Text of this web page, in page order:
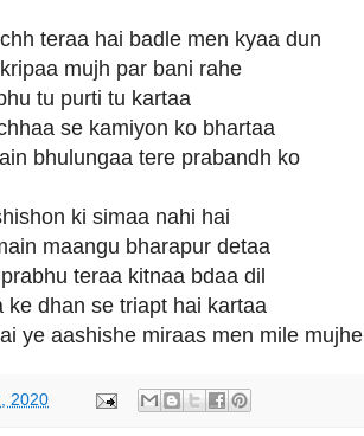
teraa hai badle men kyaa dun
mujh par bani rahe
tu purti tu kartaa
se kamiyon ko bhartaa
bhulungaa tere prabandh ko
ki simaa nahi hai
maangu bharapur detaa
teraa kitnaa bdaa dil
ke dhan se triapt hai kartaa
ye aashishe miraas men mile mujhe
2020